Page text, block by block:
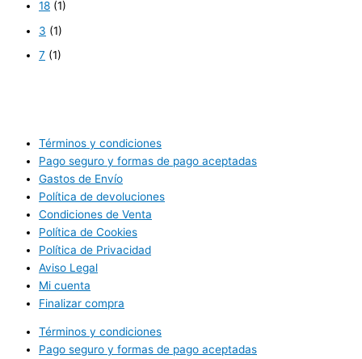
18 (1)
3 (1)
7 (1)
Términos y condiciones
Pago seguro y formas de pago aceptadas
Gastos de Envío
Política de devoluciones
Condiciones de Venta
Política de Cookies
Política de Privacidad
Aviso Legal
Mi cuenta
Finalizar compra
Términos y condiciones
Pago seguro y formas de pago aceptadas